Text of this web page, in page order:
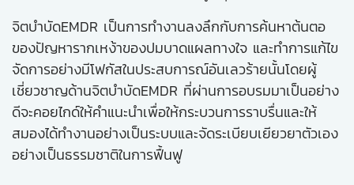
จิตบำบัดEMDR เป็นการทำงานลงลึกกับการค้นหาต้นตอ
ของปัญหารากเหง้าของปมบาดแผลทางใจ และทำการแก้ไข
จัดการอย่างมีโฟกัสในประสบการณ์อันเลวร้ายนั้นโดยผู้
เชี่ยวชาญด้านจิตบำบัดEMDR ที่ผ่านการอบรมมาเป็นอย่าง
ดีจะคอยไกด์ให้คำแนะนำเพื่อให้กระบวนการราบรื่นและให้
สมองได้ทำงานอย่างเป็นระบบและจัดระเบียบเยียวยาตัวเอง
อย่างเป็นธรรมชาติในการฟื้นฟู